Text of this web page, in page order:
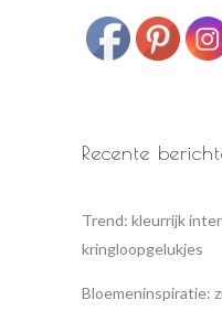
Recente
Trend: kleurrijk
kringloopgelukjes
Bloemeninspiratie: